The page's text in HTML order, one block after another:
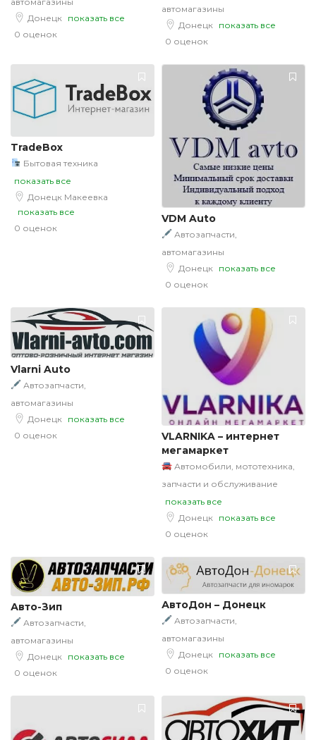
Донецк показать все
0 оценок
автомагазины
Донецк
показать все
0 оценок
TradeBox
Бытовая техника
показать все
Донецк Макеевка
показать все
0 оценок
VDM Auto
Автозапчасти,
автомагазины
Донецк показать все
0 оценок
Vlarni Auto
Автозапчасти,
автомагазины
Донецк
показать все
0 оценок
VLARNIKA – интернет
мегамаркет
Автомобили, мототехника,
запчасти и обслуживание
показать все
Донецк показать все
0 оценок
Авто-Зип
Автозапчасти,
автомагазины
Донецк показать все
0 оценок
АвтоДон – Донецк
Автозапчасти,
автомагазины
Донецк показать все
0 оценок